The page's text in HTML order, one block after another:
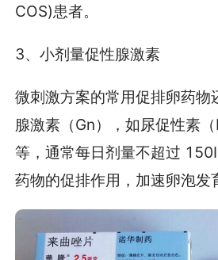
COS)患者。
3、小剂量促性腺激素
微刺激方案的常用促排卵药物
腺激素（Gn），如尿促性素
等，通常每日剂量不超过
药物的促排作用，加速卵泡发